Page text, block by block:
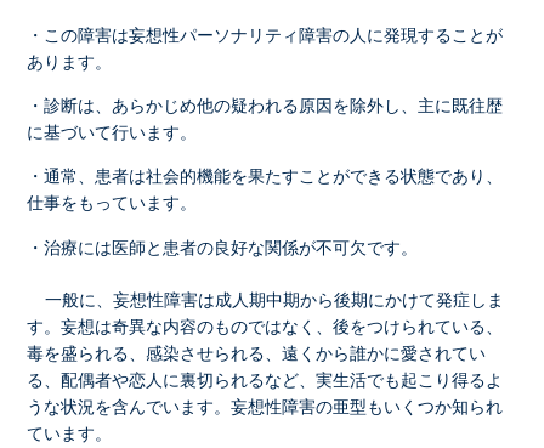
・この障害は妄想性パーソナリティ障害の人に発現することが
あります。
・診断は、あらかじめ他の疑われる原因を除外し、主に既往歴
に基づいて行います。
・通常、患者は社会的機能を果たすことができる状態であり、
仕事をもっています。
・治療には医師と患者の良好な関係が不可欠です。
一般に、妄想性障害は成人期中期から後期にかけて発症しま
す。妄想は奇異な内容のものではなく、後をつけられている、
毒を盛られる、感染させられる、遠くから誰かに愛されてい
る、配偶者や恋人に裏切られるなど、実生活でも起こり得るよ
うな状況を含んでいます。妄想性障害の亜型もいくつか知られ
ています。